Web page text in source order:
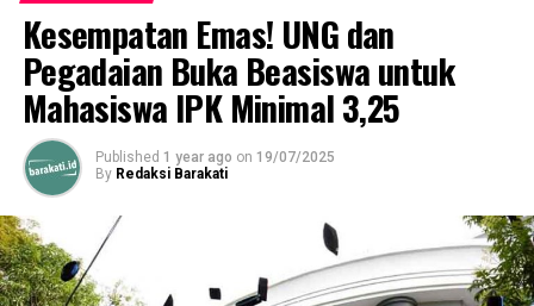
Kesempatan Emas! UNG dan
Pegadaian Buka Beasiswa untuk
Mahasiswa IPK Minimal 3,25
Published 1 year ago on 19/07/2025
By Redaksi Barakati